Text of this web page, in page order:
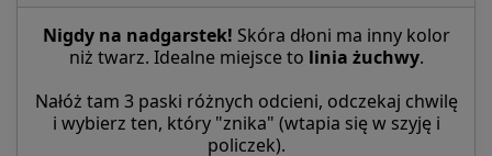
Nigdy na nadgarstek! Skóra dłoni ma inny kolor
niż twarz. Idealne miejsce to linia żuchwy.
Nałóż tam 3 paski różnych odcieni, odczekaj chwilę
i wybierz ten, który "znika" (wtapia się w szyję i
policzek).